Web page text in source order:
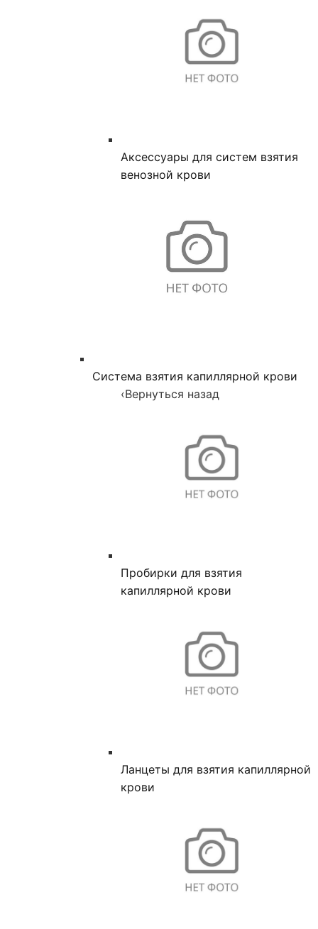
Аксессуары для систем взятия
венозной крови
Система взятия капиллярной крови
‹Вернуться назад
Пробирки для взятия
капиллярной крови
Ланцеты для взятия капиллярной
крови